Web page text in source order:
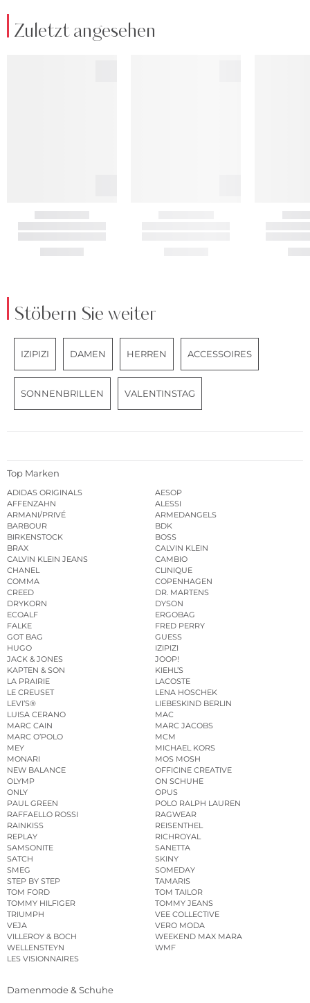
Zuletzt angesehen
Stöbern Sie weiter
IZIPIZI DAMEN HERREN ACCESSOIRES
SONNENBRILLEN VALENTINSTAG
Top Marken
ADIDAS ORIGINALS
AESOP
AFFENZAHN
ALESSI
ARMANI/PRIVÉ
ARMEDANGELS
BARBOUR
BDK
BIRKENSTOCK
BOSS
BRAX
CALVIN KLEIN
CALVIN KLEIN JEANS
CAMBIO
CHANEL
CLINIQUE
COMMA
COPENHAGEN
CREED
DR. MARTENS
DRYKORN
DYSON
ECOALF
ERGOBAG
FALKE
FRED PERRY
GOT BAG
GUESS
HUGO
IZIPIZI
JACK & JONES
JOOP!
KAPTEN & SON
KIEHL’S
LA PRAIRIE
LACOSTE
LE CREUSET
LENA HOSCHEK
LEVI’S®
LIEBESKIND BERLIN
LUISA CERANO
MAC
MARC CAIN
MARC JACOBS
MARC O’POLO
MCM
MEY
MICHAEL KORS
MONARI
MOS MOSH
NEW BALANCE
OFFICINE CREATIVE
OLYMP
ON SCHUHE
ONLY
OPUS
PAUL GREEN
POLO RALPH LAUREN
RAFFAELLO ROSSI
RAGWEAR
RAINKISS
REISENTHEL
REPLAY
RICHROYAL
SAMSONITE
SANETTA
SATCH
SKINY
SMEG
SOMEDAY
STEP BY STEP
TAMARIS
TOM FORD
TOM TAILOR
TOMMY HILFIGER
TOMMY JEANS
TRIUMPH
VEE COLLECTIVE
VEJA
VERO MODA
VILLEROY & BOCH
WEEKEND MAX MARA
WELLENSTEYN
WMF
LES VISIONNAIRES
Damenmode & Schuhe